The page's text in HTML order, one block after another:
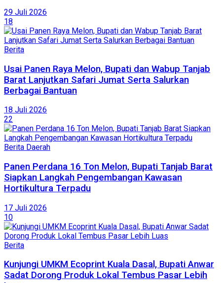
29 Juli 2026
18
Berita
Usai Panen Raya Melon, Bupati dan Wabup Tanjab
Barat Lanjutkan Safari Jumat Serta Salurkan
Berbagai Bantuan
18 Juli 2026
22
Berita Daerah
Panen Perdana 16 Ton Melon, Bupati Tanjab Barat
Siapkan Langkah Pengembangan Kawasan
Hortikultura Terpadu
17 Juli 2026
10
Berita
Kunjungi UMKM Ecoprint Kuala Dasal, Bupati Anwar
Sadat Dorong Produk Lokal Tembus Pasar Lebih